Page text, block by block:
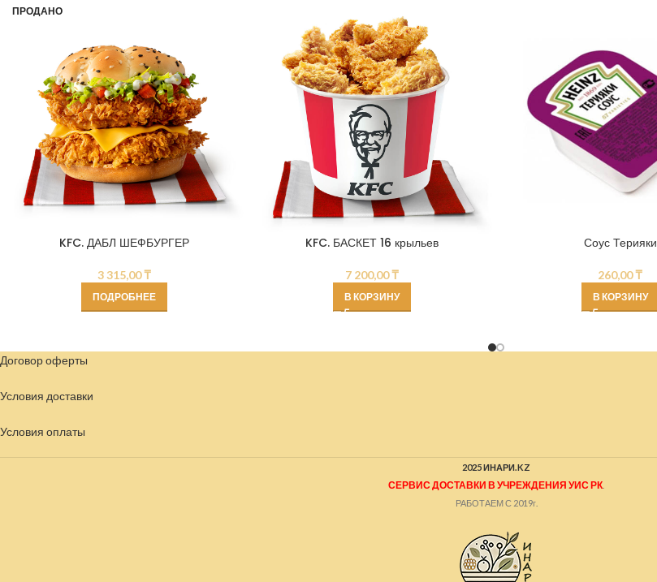
ПРОДАНО
KFC. ДАБЛ ШЕФБУРГЕР
3 315,00₸
ПОДРОБНЕЕ
KFC. БАСКЕТ 16 крыльев
7 200,00₸
В КОРЗИНУ
Соус Терияки
260,00₸
В КОРЗИНУ
Договор оферты
Условия доставки
Условия оплаты
2025 ИНАРИ.KZ
СЕРВИС ДОСТАВКИ В УЧРЕЖДЕНИЯ УИС РК
РАБОТАЕМ С 2019г.